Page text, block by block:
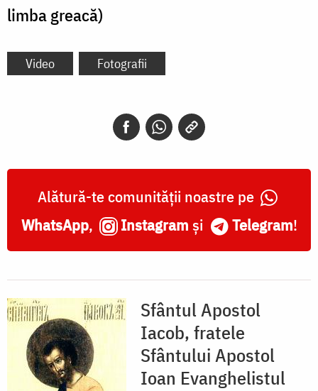
limba greacă)
Video Fotografii
Alătură-te comunității noastre pe
WhatsApp, Instagram și Telegram!
Sfântul Apostol
Iacob, fratele
Sfântului Apostol
Ioan Evanghelistul